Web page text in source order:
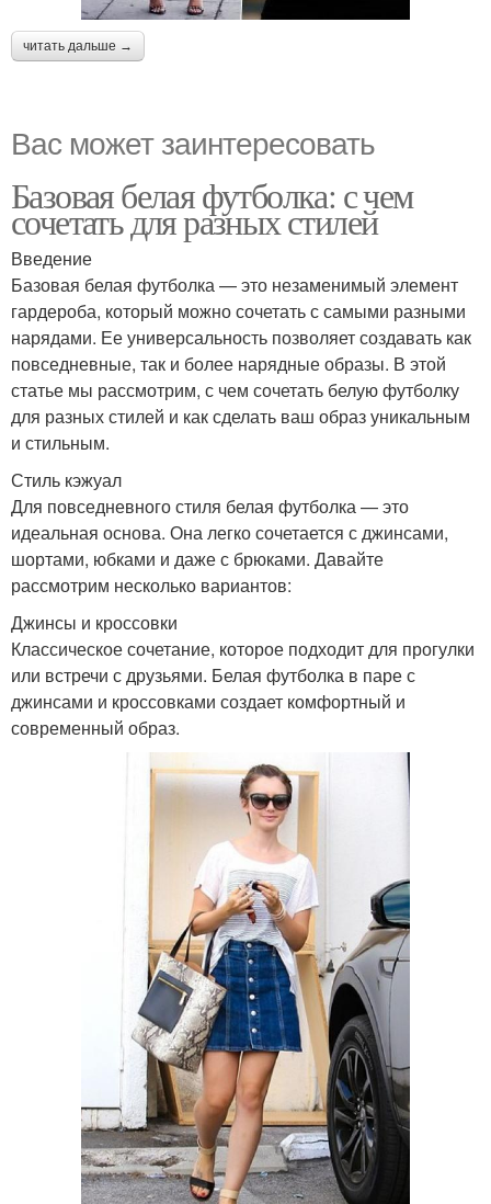
читать дальше →
Вас может заинтересовать
Базовая белая футболка: с чем
сочетать для разных стилей
Введение
Базовая белая футболка — это незаменимый элемент
гардероба, который можно сочетать с самыми разными
нарядами. Ее универсальность позволяет создавать как
повседневные, так и более нарядные образы. В этой
статье мы рассмотрим, с чем сочетать белую футболку
для разных стилей и как сделать ваш образ уникальным
и стильным.
Стиль кэжуал
Для повседневного стиля белая футболка — это
идеальная основа. Она легко сочетается с джинсами,
шортами, юбками и даже с брюками. Давайте
рассмотрим несколько вариантов:
Джинсы и кроссовки
Классическое сочетание, которое подходит для прогулки
или встречи с друзьями. Белая футболка в паре с
джинсами и кроссовками создает комфортный и
современный образ.